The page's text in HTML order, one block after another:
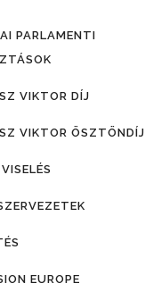
PARLAMENTI
VIKTOR DÍJ
VIKTOR ÖSZTÖNDÍJ
EUROPE